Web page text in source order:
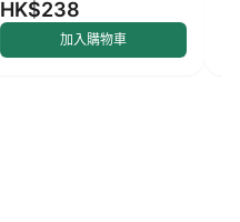
HK$238
加入購物車